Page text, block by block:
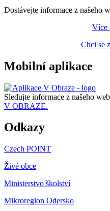
Dostávejte informace z našeho
Více
Chci se
Mobilní aplikace
Sledujte informace z našeho
V OBRAZE.
Odkazy
Czech POINT
Živé obce
Ministerstvo školství
Mikroregion Odersko